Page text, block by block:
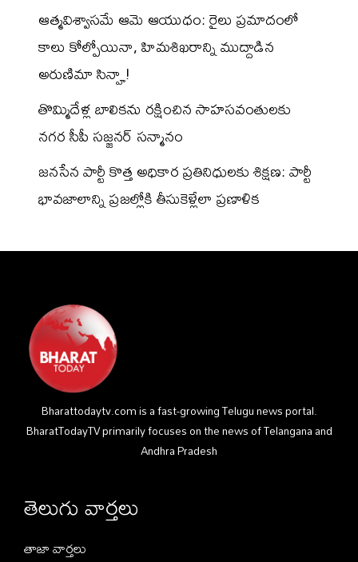
ఆత్మవిశ్వాసమే ఆమె ఆయుధం: రైలు ప్రమాదంలో
కాలు కోల్పోయినా, హిమశిఖరాన్ని ముద్దాడిన
అరుణిమా సిన్హా!
తొమ్మిదేళ్ల బాలికను రక్షించిన సాహసవంతులకు
నగర సీపీ సజ్జనర్ సన్మానం
జనసేన పార్టీ కొత్త అధికార ప్రతినిధులకు శిక్షణ: పార్టీ
భావజాలాన్ని ప్రజల్లోకి తీసుకెళ్లేలా ప్రణాళిక
Bharattodaytv.com is a fast-growing Telugu news portal.
BharatTodayTV primarily focuses on the news of Telangana and
Andhra Pradesh
తెలుగు వార్తలు
తాజా వార్తలు